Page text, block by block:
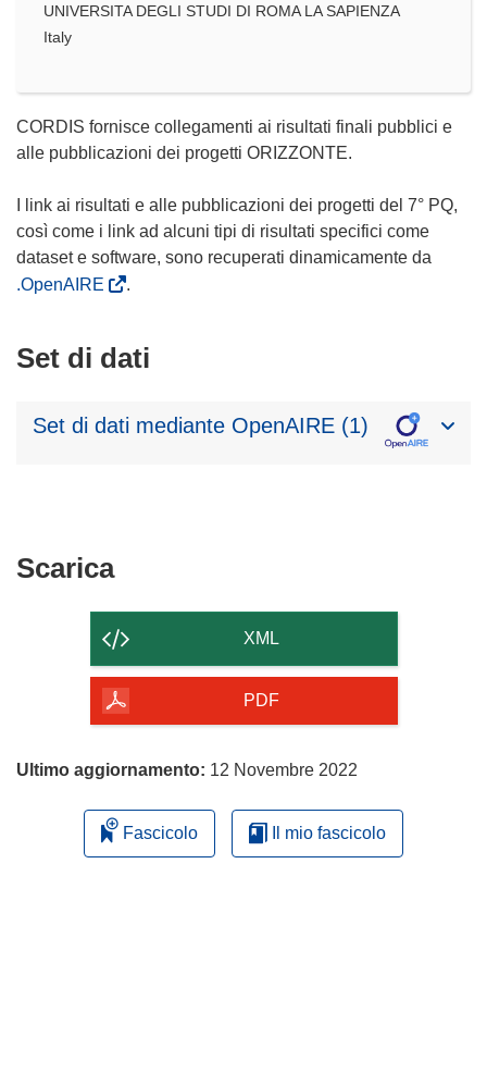
UNIVERSITA DEGLI STUDI DI ROMA LA SAPIENZA
Italy
CORDIS fornisce collegamenti ai risultati finali pubblici e
alle pubblicazioni dei progetti ORIZZONTE.
I link ai risultati e alle pubblicazioni dei progetti del 7° PQ,
così come i link ad alcuni tipi di risultati specifici come
dataset e software, sono recuperati dinamicamente da
.OpenAIRE
.
Set di dati
Set di dati mediante OpenAIRE (1)
ScaricaScarica
contenuto
della
pagina
XML
PDF
Ultimo aggiornamento: 12 Novembre 2022
Fascicolo Il mio fascicolo